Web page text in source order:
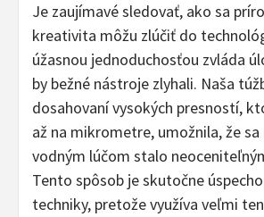
Je zaujímavé sledovať, ako sa
kreativita môžu zlúčiť do
úžasnou jednoduchosťou zvláda
by bežné nástroje zlyhali. Naša
dosahovaní vysokých presností,
až na mikrometre, umožnila, že sa
vodným lúčom stalo
Tento spôsob je skutočne
techniky, pretože využíva veľmi